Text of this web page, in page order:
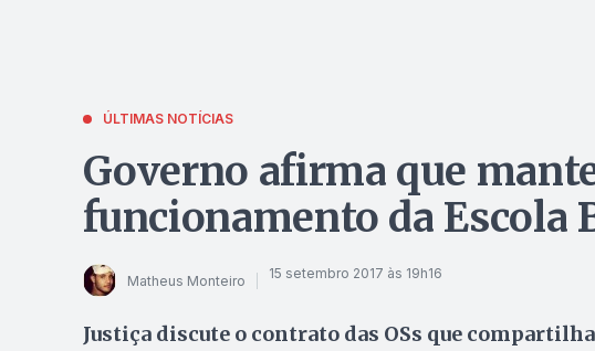
ÚLTIMAS NOTÍCIAS
Governo afirma que
funcionamento da Escola
Matheus Monteiro 15 setembro 2017 às 19h16
Justiça discute o contrato das OSs que